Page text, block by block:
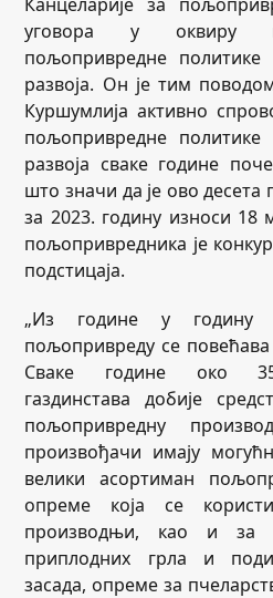
уговора у оквиру
пољопривредне
развоја. Он је тим
Куршумлија активно
пољопривредне
развоја сваке године
што значи да је ово десета
за 2023. годину износи 18
пољопривредника је
подстицаја.
„Из године у годину
пољопривреду се
Сваке године око
газдинстава добије
пољопривредну
произвођачи имају
велики асортиман
опреме која се
производњи, као и за
приплодних грла и
засада, опреме за